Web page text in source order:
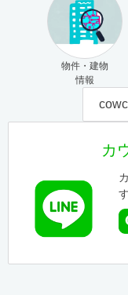
物件・建物
情報
カ